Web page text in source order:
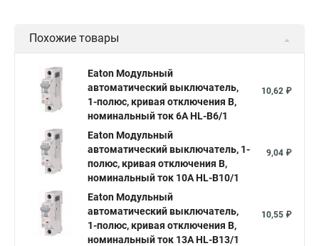
Похожие товары
Eaton Модульный
автоматический выключатель,
1-полюс, кривая отключения B,
номинальный ток 6А HL-B6/1
10,62 ₽
Eaton Модульный
автоматический выключатель, 1-
полюс, кривая отключения B,
номинальный ток 10А HL-B10/1
9,04 ₽
Eaton Модульный
автоматический выключатель,
1-полюс, кривая отключения B,
номинальный ток 13А HL-B13/1
10,55 ₽